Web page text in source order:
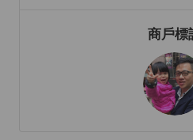
商戶標